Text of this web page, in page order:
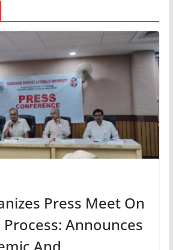
Press Meet On
Announces
And